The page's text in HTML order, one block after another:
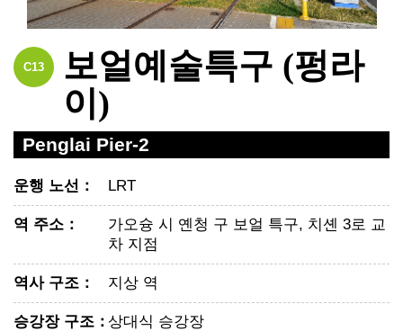
C13
보얼예술특구 (펑라
이)
Penglai Pier-2
운행 노선 ： LRT
역 주소 ：
가오슝 시 옌청 구 보얼 특구, 치셴 3로 교
차 지점
역사 구조 ： 지상 역
승강장 구조 ：상대식 승강장